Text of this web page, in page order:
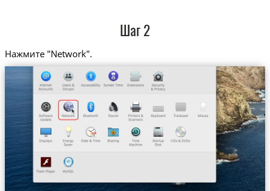
Шаг 2
Нажмите "Network".